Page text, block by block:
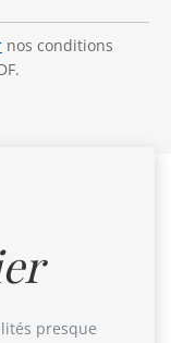
nos conditions
presque